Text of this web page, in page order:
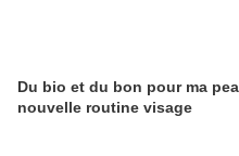
Du bio et du bon pour ma
nouvelle routine visage